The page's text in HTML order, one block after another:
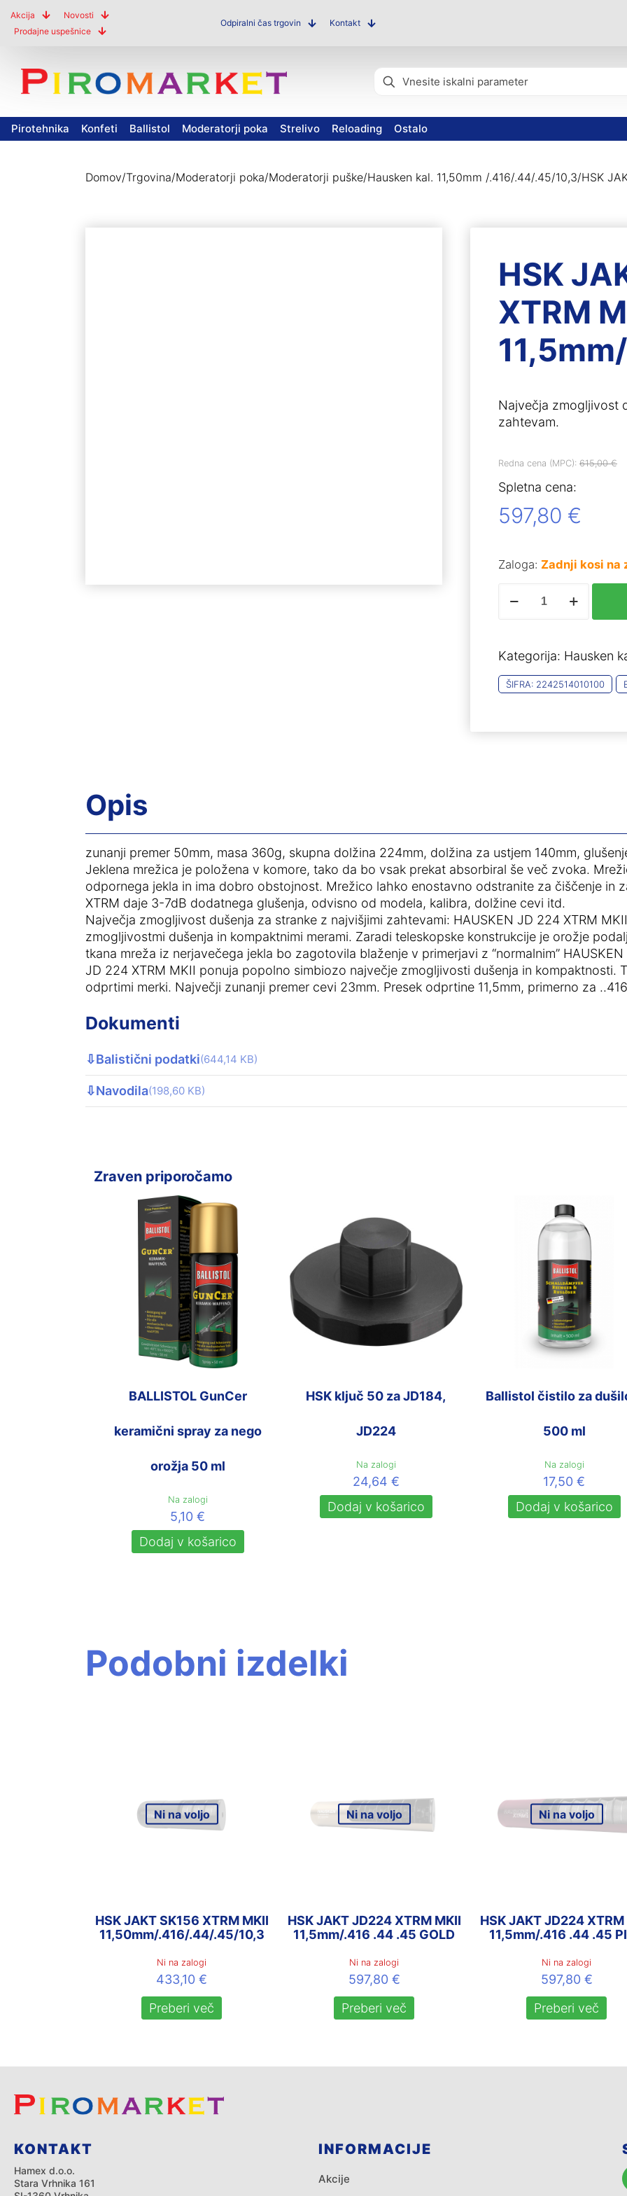
Akcija
Novosti
Prodajne uspešnice
Odpiralni čas trgovin Kontakt
Pirotehnika Konfeti Ballistol Moderatorji poka Strelivo Reloading Ostalo
Domov/Trgovina/Moderatorji poka/Moderatorji puške/Hausken kal. 11,50mm /.416/.44/.45/10,3/HSK
HSK
XTRM
Največja zmogljivost
zahtevam.
Redna cena (MPC): 615,00€
Spletna cena:
597,80 €
Zaloga: Zadnji kosi na
MKII
11,5mm/.416
.44
Kategorija: Hausken
ŠIFRA: 2242514010100
Opis
zunanji premer 50mm, masa 360g, skupna dolžina 224mm, dolžina za ustjem 140mm,
Jeklena mrežica je položena v komore, tako da bo vsak prekat absorbiral še več zvoka.
odpornega jekla in ima dobro obstojnost. Mrežico lahko enostavno odstranite za čiščenje in
XTRM daje 3-7dB dodatnega glušenja, odvisno od modela, kalibra, dolžine cevi itd.
Največja zmogljivost dušenja za stranke z najvišjimi zahtevami: HAUSKEN JD 224 XTRM
zmogljivostmi dušenja in kompaktnimi merami. Zaradi teleskopske konstrukcije je orožje
tkana mreža iz nerjavečega jekla bo zagotovila blaženje v primerjavi z “normalnim”
JD 224 XTRM MKII ponuja popolno simbiozo največje zmogljivosti dušenja in kompaktnosti.
odprtimi merki. Največji zunanji premer cevi 23mm. Presek odprtine 11,5mm, primerno za
Dokumenti
⇩Balistični podatki(644,14 KB)
⇩Navodila(198,60 KB)
Zraven priporočamo
BALLISTOL GunCer
keramični spray za nego
orožja 50 ml
Na zalogi
5,10€
Dodaj v košarico
HSK ključ 50 za JD184,
JD224
Na zalogi
24,64 €
Dodaj v košarico
Ballistol čistilo za
500 ml
Na zalogi
17,50€
Dodaj v košarico
Podobni izdelki
Ni na voljo
HSK JAKT SK156 XTRM MKII
11,50mm/.416/.44/.45/10,3
Ni na zalogi
433,10 €
Preberi več
Ni na voljo
HSK JAKT JD224 XTRM MKII
11,5mm/.416 .44 .45 GOLD
Ni na zalogi
597,80 €
Preberi več
Ni na voljo
HSK JAKT JD224 XTRM
11,5mm/.416 .44 .45
Ni na zalogi
597,80 €
Preberi več
KONTAKT
Hamex d.o.o.
Stara Vrhnika 161
INFORMACIJE
Akcije